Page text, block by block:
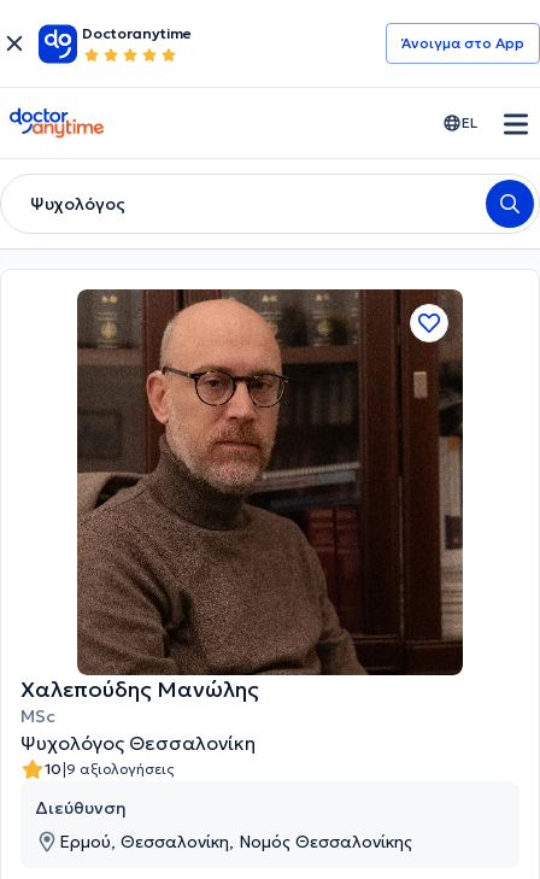
Doctoranytime
Άνοιγμα στο App
doctoranytime EL
Ψυχολόγος
Χαλεπούδης Μανώλης
MSc
Ψυχολόγος Θεσσαλονίκη
10|9 αξιολογήσεις
Διεύθυνση
Ερμού, Θεσσαλονίκη, Νομός Θεσσαλονίκης